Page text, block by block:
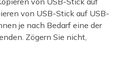
von USB-Stick auf USB-
je nach Bedarf eine der
Zögern Sie nicht,